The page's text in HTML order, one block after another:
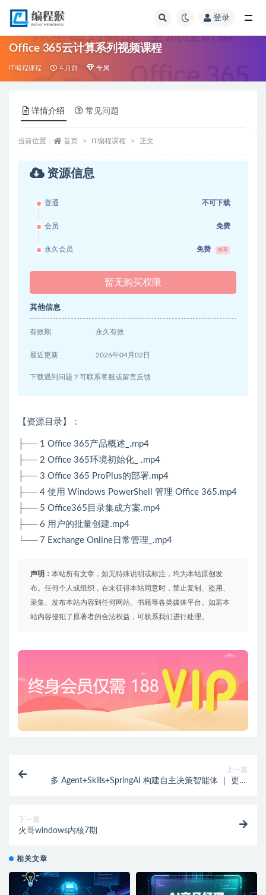
登录
Office 365云计算系列视频课程
IT编程课程 4 月前 专属
详情介绍 常见问题
当前位置： 首页 IT编程课程 正文
资源信息
普通 不可下载
会员 免费
永久会员 免费 推荐
暂无购买权限
其他信息
有效期 永久有效
最近更新 2026年04月02日
下载遇到问题？可联系客服或留言反馈
【资源目录】：
├── 1 Office 365产品概述_.mp4
├── 2 Office 365环境初始化_ .mp4
├── 3 Office 365 ProPlus的部署.mp4
├── 4 使用 Windows PowerShell 管理 Office 365.mp4
├── 5 Office365目录集成方案.mp4
├── 6 用户的批量创建.mp4
└── 7 Exchange Online日常管理_.mp4
声明： 本站所有文章，如无特殊说明或标注，均为本站原创发
布。任何个人或组织，在未征得本站同意时，禁止复制、盗用、
采集、发布本站内容到任何网站、书籍等各类媒体平台。如若本
站内容侵犯了原著者的合法权益，可联系我们进行处理。
上一篇
多 Agent+Skills+SpringAI 构建自主决策智能体 ｜ 更新
下一篇
火哥windows内核7期
相关文章